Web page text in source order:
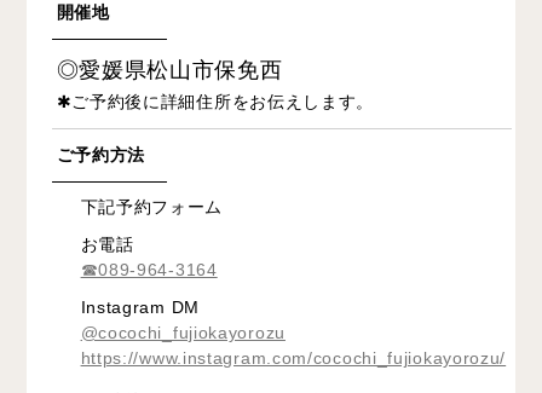
開催地
◎愛媛県松山市保免西
✱ご予約後に詳細住所をお伝えします。⁣
ご予約方法
下記予約フォーム
お電話
☎089-964-3164
Instagram DM
@cocochi_fujiokayorozu
https://www.instagram.com/cocochi_fujiokayorozu/